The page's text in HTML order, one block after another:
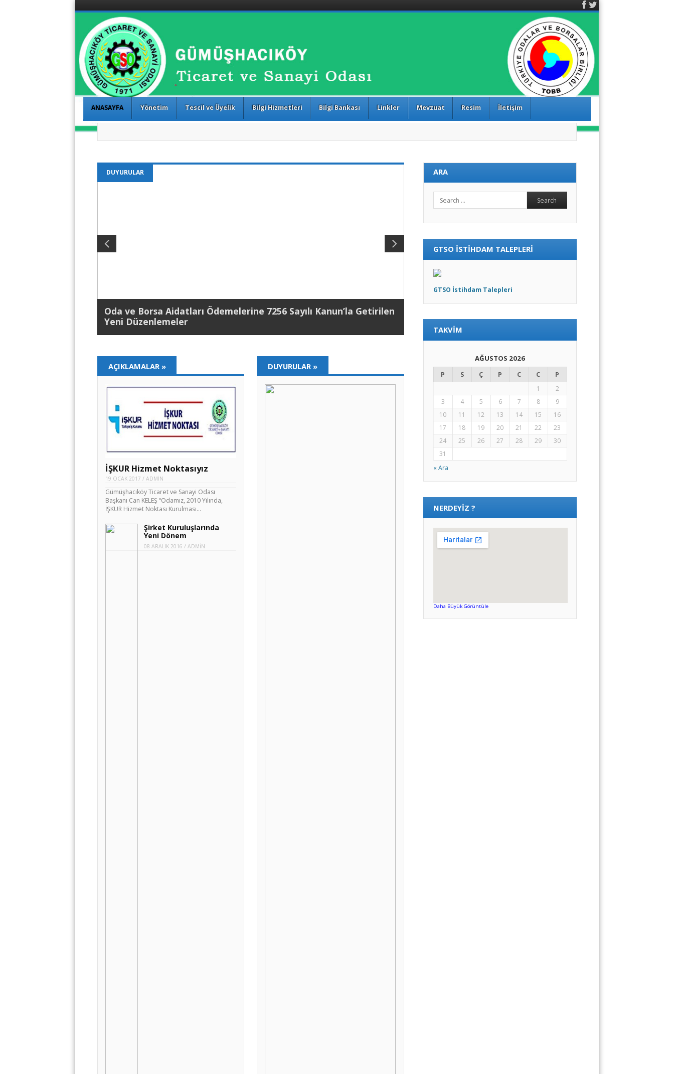
Facebook
Gümüşhacıköy TSO
/ AMASYA
Menu
ANASAYFA Yönetim Tescil ve Üyelik Bilgi Hizmetleri Bilgi Bankası Linkler Mevzuat Resim İletişim
DUYURULAR
Oda ve Borsa Aidatları Ödemelerine 7256 Sayılı Kanun’la Getirilen
Yeni Düzenlemeler
AÇIKLAMALAR »
İŞKUR Hizmet Noktasıyız
19 OCAK 2017 / ADMIN
Gümüşhacıköy Ticaret ve Sanayi Odası
Başkanı Can KELEŞ “Odamız, 2010 Yılında,
İŞKUR Hizmet Noktası Kurulması…
Şirket Kuruluşlarında
Yeni Dönem
08 ARALIK 2016 /ADMIN
DUYURULAR »
ARA
GTSO İSTIHDAM TALEPLERI
GTSO İstihdam Talepleri
TAKVIM
AĞUSTOS 2026
P S Ç P C C
P
1
2
3
4 5 6 7 8
9
10
11 12 13 14 15
16
17
18 19 20 21 22
23
24
25 26 27 28 29
30
31
« Ara
NERDEYIZ ?
Daha Büyük Görüntüle